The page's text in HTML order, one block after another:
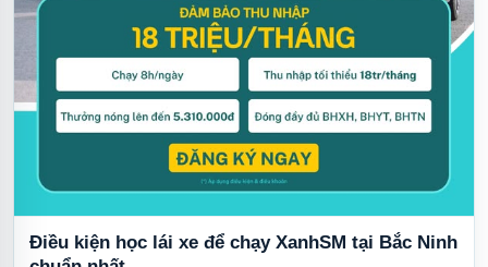
Điều kiện học lái xe để chạy XanhSM tại Bắc Ninh